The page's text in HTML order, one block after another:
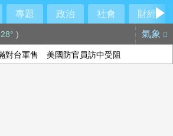
專題 政治 社會
財經
28° ) 氣象
對台軍售 美國防官員訪中受阻